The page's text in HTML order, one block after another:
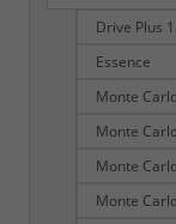
Drive Plus
Essence
Monte
Monte
Monte
Monte